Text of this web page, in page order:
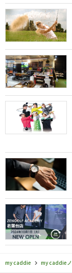
my caddie my caddie